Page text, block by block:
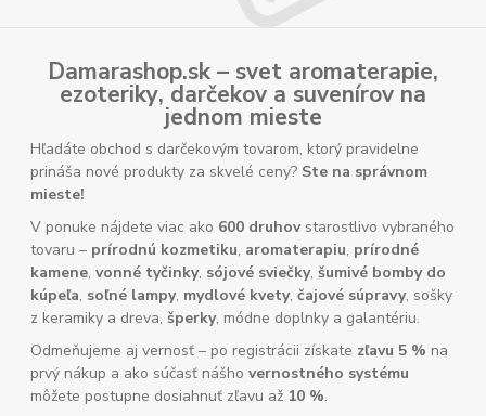
Damarashop.sk – svet aromaterapie,
ezoteriky, darčekov a suvenírov na
jednom mieste
Hľadáte obchod s darčekovým tovarom, ktorý pravidelne
prináša nové produkty za skvelé ceny? Ste na správnom
mieste!
V ponuke nájdete viac ako 600 druhovstarostlivo vybraného
tovaru – prírodnú kozmetiku, aromaterapiu, prírodné
kamene,vonné tyčinky, sójové sviečky,šumivé bomby do
kúpeľa, soľné lampy, mydlové kvety,čajové súpravy, sošky
z keramiky a dreva,šperky, módne doplnky a galantériu.
Odmeňujeme aj vernosť – po registrácii získate zľavu 5 % na
prvý nákup a ako súčasť nášhovernostného systému
môžete postupne dosiahnuť zľavu až 10 %.